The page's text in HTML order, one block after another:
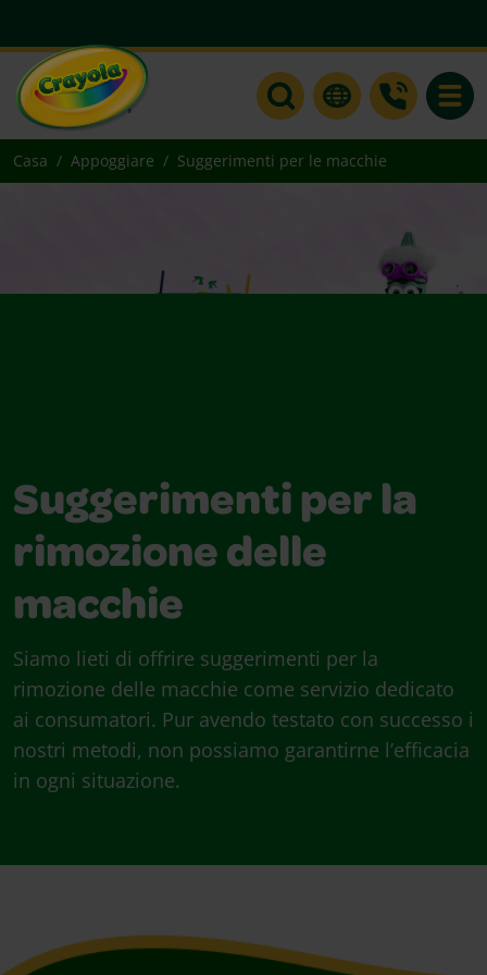
Casa Appoggiare Suggerimenti per le macchie
Suggerimenti per la
rimozione delle
macchie
Siamo lieti di offrire suggerimenti per la
rimozione delle macchie come servizio dedicato
ai consumatori. Pur avendo testato con successo i
nostri metodi, non possiamo garantirne l’efficacia
in ogni situazione.